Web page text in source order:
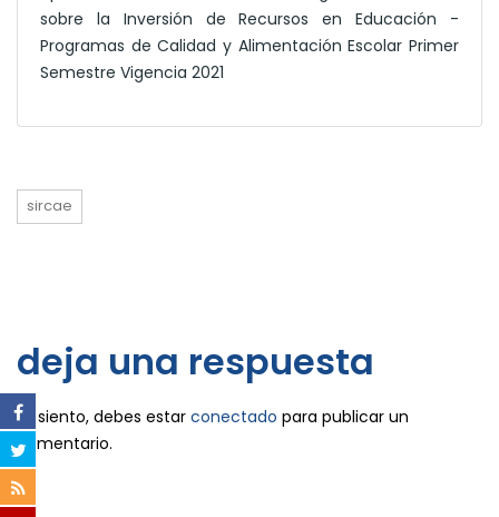
sobre la Inversión de Recursos en Educación -
Programas de Calidad y Alimentación Escolar Primer
Semestre Vigencia 2021
sircae
deja una respuesta
Lo siento, debes estar conectado para publicar un
comentario.